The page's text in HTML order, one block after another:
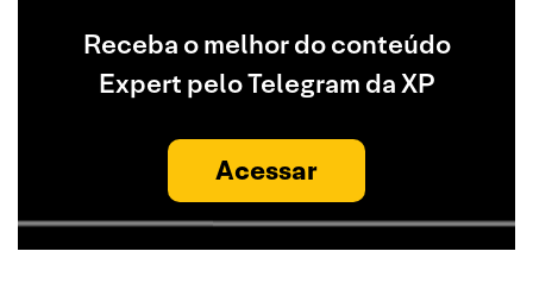
Receba o melhor do conteúdo
Expert pelo Telegram da XP
Acessar